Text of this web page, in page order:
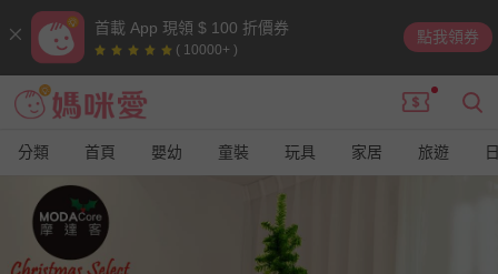
首載 App 現領 $ 100 折價券
( 10000+ )
點我領券
分類 首頁 嬰幼 童裝 玩具 家居 旅遊